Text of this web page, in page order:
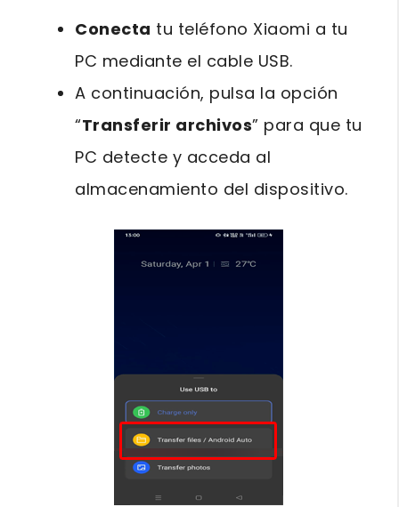
Conecta tu teléfono Xiaomi a tu
PC mediante el cable USB.
A continuación, pulsa la opción
“Transferir archivos” para que tu
PC detecte y acceda al
almacenamiento del dispositivo.